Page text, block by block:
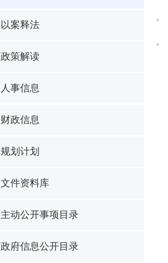
以案释法
政策解读
人事信息
财政信息
规划计划
文件资料库
主动公开事项目录
政府信息公开目录